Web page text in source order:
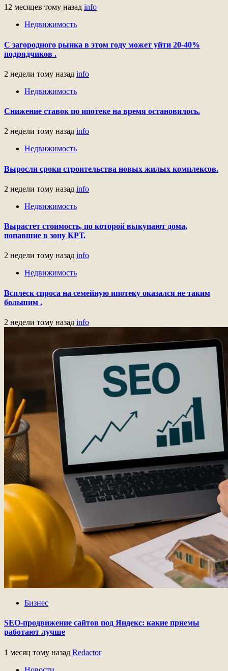
12 месяцев тому назад info
Недвижимость
С загородного рынка в этом году может уйти 20-40%
подрядчиков .
2 недели тому назад info
Недвижимость
Снижение ставок по ипотеке на время остановилось.
2 недели тому назад info
Недвижимость
Выросли сроки строительства новых жилых комплексов.
2 недели тому назад info
Недвижимость
Вырастет стоимость, по которой выкупают дома,
попавшие в зону КРТ.
2 недели тому назад info
Недвижимость
Всплеск спроса на семейную ипотеку оказался не таким
большим .
2 недели тому назад info
Бизнес
SEO-продвижение сайтов под Яндекс: какие приемы
работают лучше
1 месяц тому назад Redactor